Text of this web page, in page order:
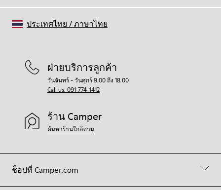
ช็อปที่ Camper.com
ฝ่ายบริการลูกค้า
วันจันทร์ - วันศุกร์ 9.00 ถึง 18.00
Call us: 091-774-1412
ร้าน Camper
ค้นหาร้านใกล้ท่าน
ประเทศไทย /ภาษาไทย